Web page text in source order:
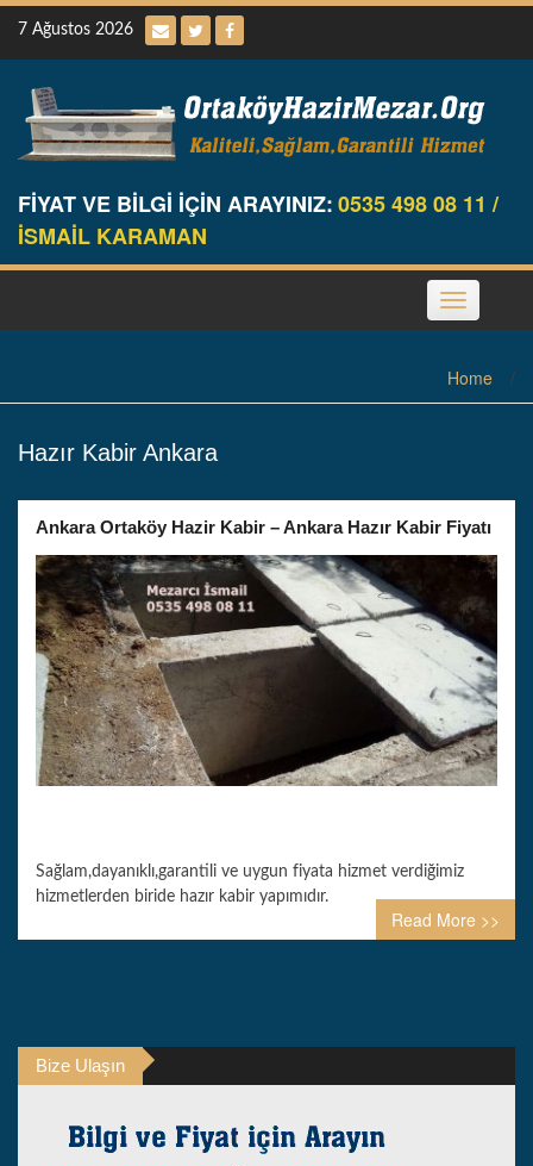
Skip
content
7 Ağustos 2026
FİYAT VE BİLGİ İÇİN ARAYINIZ:0535 498 08 11 /
İSMAİL KARAMAN
Toggle
navigation
Home /
Hazır Kabir Ankara
Ankara Ortaköy Hazir Kabir – Ankara Hazır Kabir Fiyatı
Sağlam,dayanıklı,garantili ve uygun fiyata hizmet verdiğimiz
hizmetlerden biride hazır kabir yapımıdır.
Read More >>
Bize Ulaşın